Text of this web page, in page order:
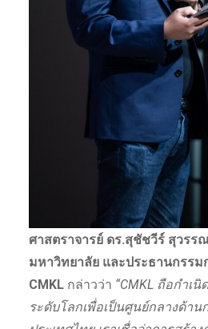
ศาสตราจารย์ ดร.สุชัชวีร์ สุวรร
มหาวิทยาลัย และประธานกรรม
CMKLกล่าวว่า “CMKL ถือกำเ
ระดับโลกเพื่อเป็นศูนย์กลางด้าน